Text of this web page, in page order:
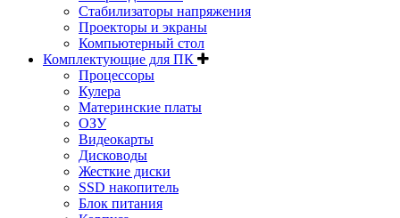
Стабилизаторы напряжения
Проекторы и экраны
Компьютерный стол
Комплектующие для ПК
Процессоры
Кулера
Материнские платы
ОЗУ
Видеокарты
Дисководы
Жесткие диски
SSD накопитель
Блок питания